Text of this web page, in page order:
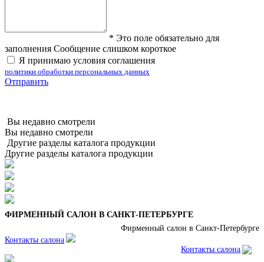
* Это поле обязательно для
заполнения Сообщение слишком короткое
Я принимаю условия соглашения
политики обработки персональных данных
Отправить
Вы недавно смотрели
Вы недавно смотрели
Другие разделы каталога продукции
Другие разделы каталога продукции
ФИРМЕННЫЙ САЛОН В САНКТ-ПЕТЕРБУРГЕ
Фирменный салон в Санкт-Петербурге
Контакты салона
Контакты салона